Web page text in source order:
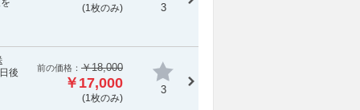
(1枚のみ) 3
後
前の価格： ￥18,000
￥17,000
(1枚のみ)
3